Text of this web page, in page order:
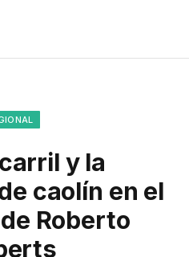
y la
caolín en el
Roberto